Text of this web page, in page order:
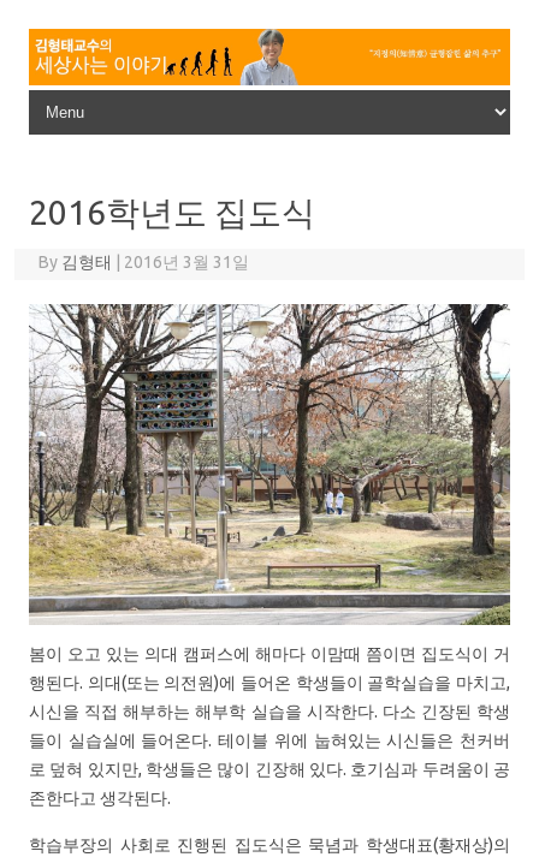
Skip to content
2016학년도 집도식
By 김형태 2016년 3월 31일
봄이 오고 있는 의대 캠퍼스에 해마다 이맘때 쯤이면 집도식이 거
행된다. 의대(또는 의전원)에 들어온 학생들이 골학실습을 마치고,
시신을 직접 해부하는 해부학 실습을 시작한다. 다소 긴장된 학생
들이 실습실에 들어온다. 테이블 위에 눕혀있는 시신들은 천커버
로 덮혀 있지만, 학생들은 많이 긴장해 있다. 호기심과 두려움이 공
존한다고 생각된다.
학습부장의 사회로 진행된 집도식은 묵념과 학생대표(황재상)의